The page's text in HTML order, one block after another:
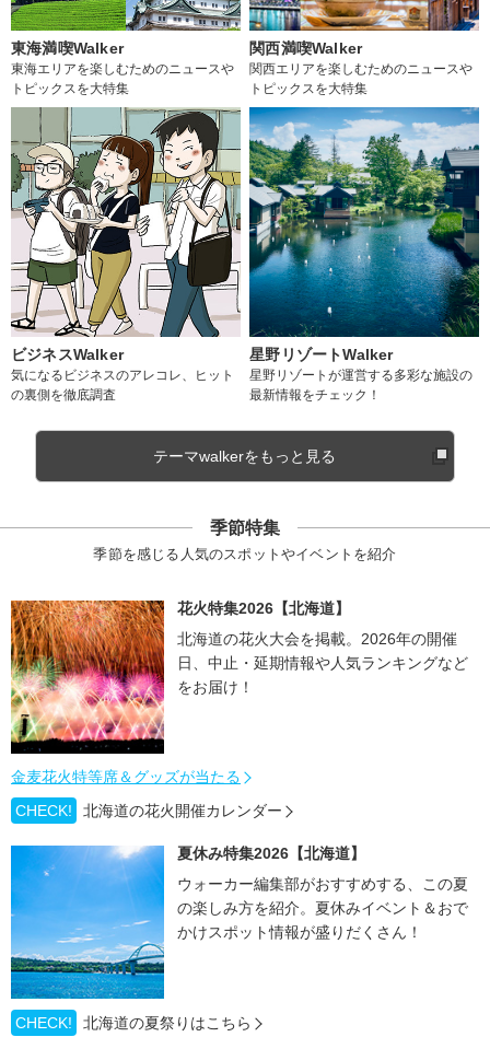
東海満喫Walker
東海エリアを楽しむためのニュースや
トピックスを大特集
関西満喫Walker
関西エリアを楽しむためのニュースや
トピックスを大特集
ビジネスWalker
気になるビジネスのアレコレ、ヒット
の裏側を徹底調査
星野リゾートWalker
星野リゾートが運営する多彩な施設の
最新情報をチェック！
テーマwalkerをもっと見る
季節特集
季節を感じる人気のスポットやイベントを紹介
花火特集2026【北海道】
北海道の花火大会を掲載。2026年の開催
日、中止・延期情報や人気ランキングなど
をお届け！
金麦花火特等席＆グッズが当たる
CHECK!
北海道の花火開催カレンダー
夏休み特集2026【北海道】
ウォーカー編集部がおすすめする、この夏
の楽しみ方を紹介。夏休みイベント＆おで
かけスポット情報が盛りだくさん！
CHECK! 北海道の夏祭りはこちら